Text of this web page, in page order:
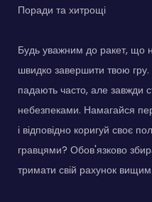
Поради та хитрощі
Будь уважним до ракет, що
швидко завершити твою
падають часто, але завжди
небезпеками. Намагайся
і відповідно коригуй своє
гравцями? Обов'язково
тримати свій рахунок вищим.